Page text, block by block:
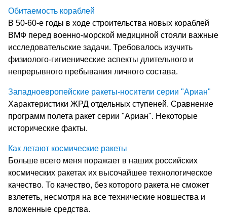
Обитаемость кораблей
В 50-60-е годы в ходе строительства новых кораблей
ВМФ перед военно-морской медициной стояли важные
исследовательские задачи. Требовалось изучить
физиолого-гигиенические аспекты длительного и
непрерывного пребывания личного состава.
Западноевропейские ракеты-носители серии "Ариан"
Характеристики ЖРД отдельных ступеней. Сравнение
программ полета ракет серии "Ариан". Некоторые
исторические факты.
Как летают космические ракеты
Больше всего меня поражает в наших российских
космических ракетах их высочайшее технологическое
качество. То качество, без которого ракета не сможет
взлететь, несмотря на все технические новшества и
вложенные средства.